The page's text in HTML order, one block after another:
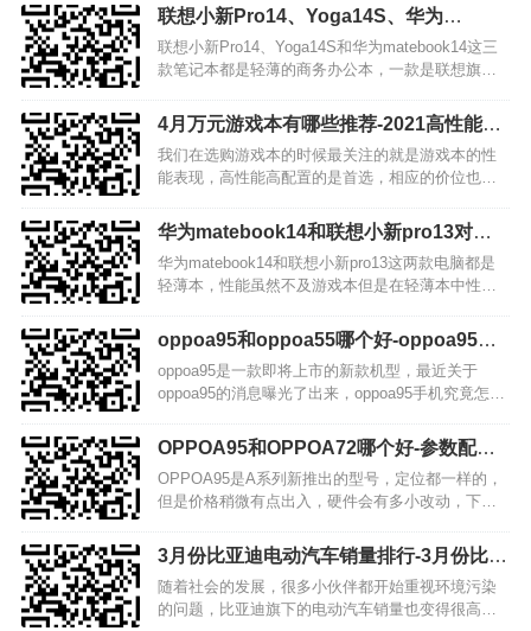
联想小新Pro14、Yoga14S、华为
matebook14怎么选-联想和华为电脑对比
联想小新Pro14、Yoga14S和华为matebook14这三
款笔记本都是轻薄的商务办公本，一款是联想旗下
户，今天小编就为你准备了这三款笔记本的详情说
明和对比，帮助你挑选出一款适合自己的笔记本!…
4月万元游戏本有哪些推荐-2021高性能万
元游戏本排行榜
我们在选购游戏本的时候最关注的就是游戏本的性
能表现，高性能高配置的是首选，相应的价位也在
今天我们就来盘点一下4月万元游戏本，感兴趣的小
伙伴快来一起看看吧！ 1、华硕(ASUS) 天选 ¥…
华为matebook14和联想小新pro13对比-
华为matebook14和联想小新pro13哪个
好
华为matebook14和联想小新pro13这两款电脑都是
轻薄本，性能虽然不及游戏本但是在轻薄本中性能
天小编就为大家带来了这两款华为matebook14和联
想小新pro13的对比，帮助用户了解…
oppoa95和oppoa55哪个好-oppoa95和
oppoa55区别
oppoa95是一款即将上市的新款机型，最近关于
oppoa95的消息曝光了出来，oppoa95手机究竟怎么
oppoa95和oppoa55的参数对比带给大家，感兴趣的
欢迎前来本站了解一下…
OPPOA95和OPPOA72哪个好-参数配置
对比
OPPOA95是A系列新推出的型号，定位都一样的，
但是价格稍微有点出入，硬件会有多小改动，下面
看看这两款手机哪个好。 【屏幕】 OPPOA95：采
用的是一款6.43英寸的AMOL…
3月份比亚迪电动汽车销量排行-3月份比亚
迪销量增长比2021
随着社会的发展，很多小伙伴都开始重视环境污染
的问题，比亚迪旗下的电动汽车销量也变得很高，